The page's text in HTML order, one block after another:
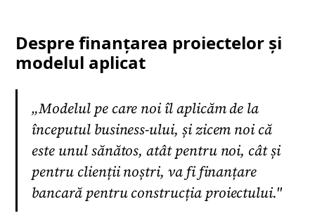
Despre finanțarea proiectelor și
modelul aplicat
„Modelul pe care noi îl aplicăm de la
începutul business-ului, și zicem noi că
este unul sănătos, atât pentru noi, cât și
pentru clienții noștri, va fi finanțare
bancară pentru construcția proiectului."